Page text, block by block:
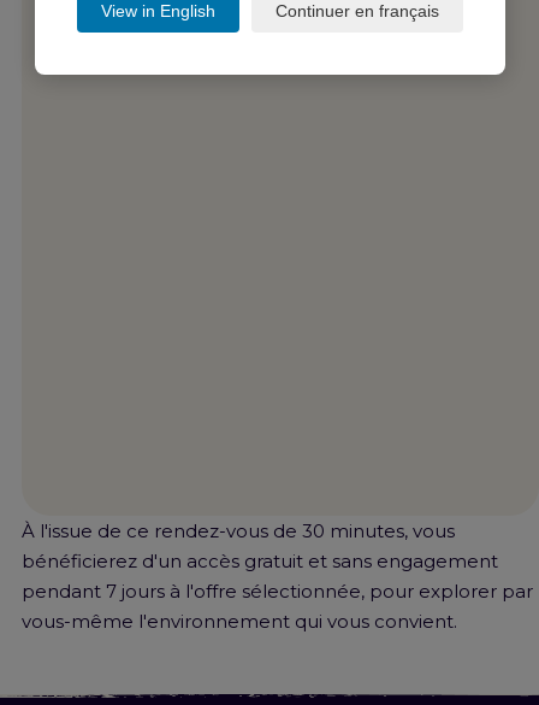
À l'issue de ce rendez-vous de 30 minutes, vous
bénéficierez d'un accès gratuit et sans engagement
pendant 7 jours à l'offre sélectionnée, pour explorer par
vous-même l'environnement qui vous convient.
View in English Continuer en français